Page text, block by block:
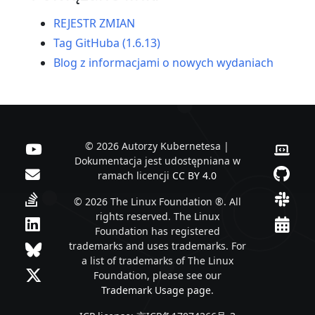
REJESTR ZMIAN
Tag GitHuba (1.6.13)
Blog z informacjami o nowych wydaniach
© 2026 Autorzy Kubernetesa |
Dokumentacja jest udostępniana w
ramach licencji CC BY 4.0
© 2026 The Linux Foundation ®. All
rights reserved. The Linux
Foundation has registered
trademarks and uses trademarks. For
a list of trademarks of The Linux
Foundation, please see our
Trademark Usage page.